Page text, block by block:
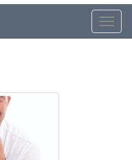
Toggle